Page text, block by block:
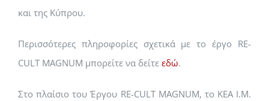
και της Κύπρου.
Περισσότερες πληροφορίες σχετικά με το έργο RE-
CULT MAGNUM μπορείτε να δείτε εδώ.
Στο πλαίσιο του Έργου RE-CULT MAGNUM, το ΚΕΑ Ι.Μ.